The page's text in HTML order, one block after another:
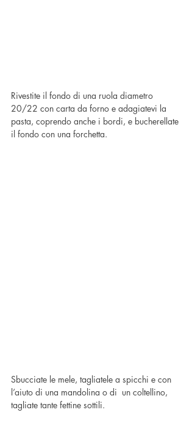
Rivestite il fondo di una ruola diametro
20/22 con carta da forno e adagiatevi la
pasta, coprendo anche i bordi, e bucherellate
il fondo con una forchetta.
Sbucciate le mele, tagliatele a spicchi e con
l’aiuto di una mandolina o di  un coltellino,
tagliate tante fettine sottili.